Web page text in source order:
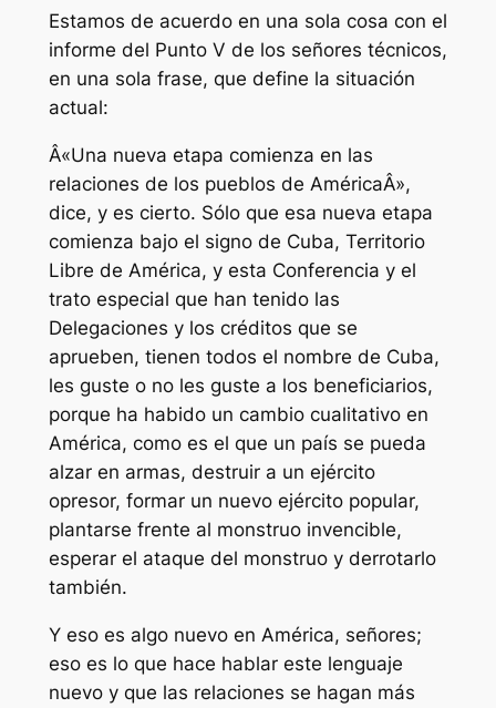
Estamos de acuerdo en una sola cosa con el
informe del Punto V de los señores técnicos,
en una sola frase, que define la situación
actual:
Â«Una nueva etapa comienza en las
relaciones de los pueblos de AméricaÂ»,
dice, y es cierto. Sólo que esa nueva etapa
comienza bajo el signo de Cuba, Territorio
Libre de América, y esta Conferencia y el
trato especial que han tenido las
Delegaciones y los créditos que se
aprueben, tienen todos el nombre de Cuba,
les guste o no les guste a los beneficiarios,
porque ha habido un cambio cualitativo en
América, como es el que un país se pueda
alzar en armas, destruir a un ejército
opresor, formar un nuevo ejército popular,
plantarse frente al monstruo invencible,
esperar el ataque del monstruo y derrotarlo
también.
Y eso es algo nuevo en América, señores;
eso es lo que hace hablar este lenguaje
nuevo y que las relaciones se hagan más